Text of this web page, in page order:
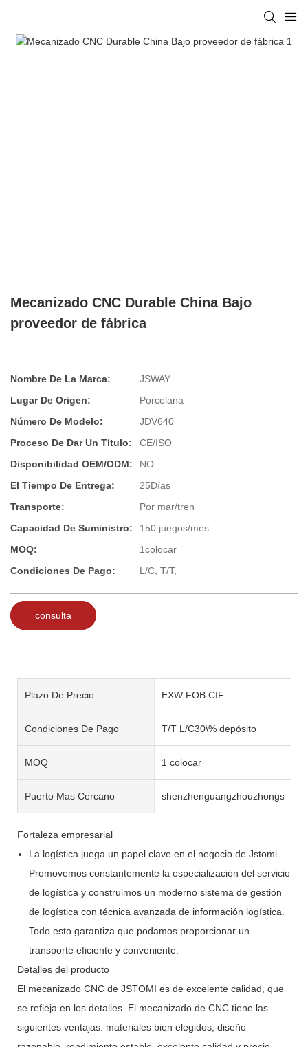
Mecanizado CNC Durable China Bajo
proveedor de fábrica
Nombre De La Marca:
JSWAY
Lugar De Origen:
Porcelana
Número De Modelo:
JDV640
Proceso De Dar Un Título:
CE/ISO
Disponibilidad OEM/ODM:
NO
El Tiempo De Entrega:
25Días
Transporte:
Por mar/tren
Capacidad De Suministro:
150 juegos/mes
MOQ:
1colocar
Condiciones De Pago:
L/C, T/T,
consulta
Plazo De Precio EXW FOB CIF
Condiciones De Pago T/T L/C30\% depósito
MOQ 1 colocar
Puerto Mas Cercano shenzhenguangzhouzhongshan
Fortaleza empresarial
La logística juega un papel clave en el negocio de Jstomi.
Promovemos constantemente la especialización del servicio
de logística y construimos un moderno sistema de gestión
de logística con técnica avanzada de información logística.
Todo esto garantiza que podamos proporcionar un
transporte eficiente y conveniente.
Detalles del producto
El mecanizado CNC de JSTOMI es de excelente calidad, que
se refleja en los detalles. El mecanizado de CNC tiene las
siguientes ventajas: materiales bien elegidos, diseño